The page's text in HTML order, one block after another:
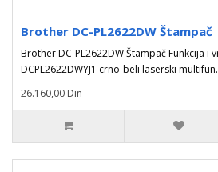
Brother DC-PL2622DW Štampač
Brother DC-PL2622DW Štampač Funkcija i
DCPL2622DWYJ1 crno-beli laserski
26.160,00 Din